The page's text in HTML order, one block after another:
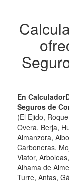
En
Seguros de
(El Ejido,
Overa, Berja,
Almanzora,
Carboneras,
Viator,
Alhama de
Turre, Antas,